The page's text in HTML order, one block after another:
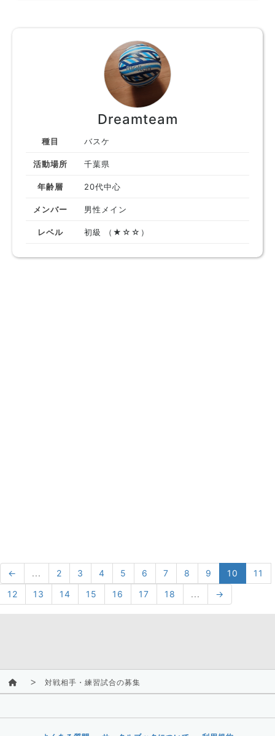
Dreamteam
種目 バスケ
活動場所 千葉県
年齢層 20代中心
メンバー 男性メイン
レベル 初級 （★☆☆）
← ... 2 3 4 5 6 7 8 9 10
11
12
13 14 15 16 17 18 ... →
対戦相手・練習試合の募集